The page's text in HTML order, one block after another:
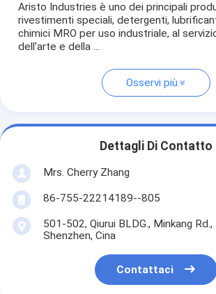
Aristo Industries è uno dei principali
rivestimenti speciali, detergenti,
chimici MRO per uso industriale, al
dell'arte e della ...
Osservi più
Dettagli Di Contatto
Mrs. Cherry Zhang
86-755-22214189--805
501-502, Qiurui BLDG., Minkang
Shenzhen, Cina
Contattaci